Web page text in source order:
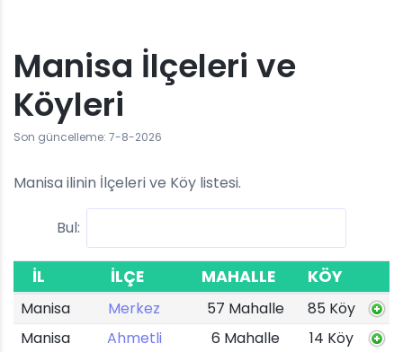
Manisa İlçeleri ve
Köyleri
Son güncelleme: 7-8-2026
Manisa ilinin İlçeleri ve Köy listesi.
Bul:
İL İLÇE MAHALLE KÖY
Manisa Merkez 57 Mahalle
85 Köy
Manisa
Ahmetli 6 Mahalle
14 Köy